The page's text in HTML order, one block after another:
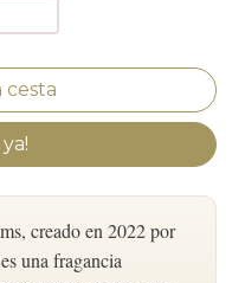
creado en 2022 por
una fragancia